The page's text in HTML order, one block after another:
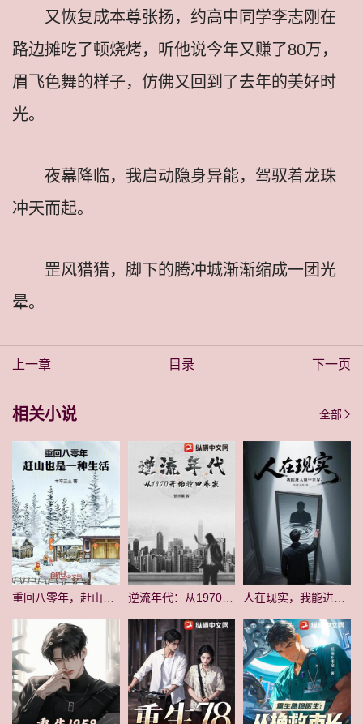
又恢复成本尊张扬，约高中同学李志刚在
路边摊吃了顿烧烤，听他说今年又赚了80万，
眉飞色舞的样子，仿佛又回到了去年的美好时
光。
夜幕降临，我启动隐身异能，驾驭着龙珠
冲天而起。
罡风猎猎，脚下的腾冲城渐渐缩成一团光
晕。
上一章 目录 下一页
相关小说 全部
逆流年代：从1970开始种田养家